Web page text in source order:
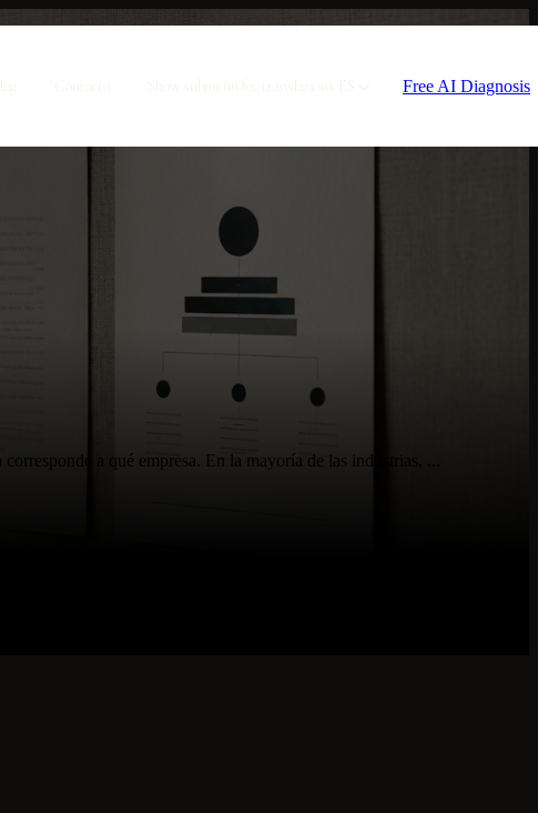
Free AI Diagnosis
a qué empresa. En la mayoría de las industrias, ...